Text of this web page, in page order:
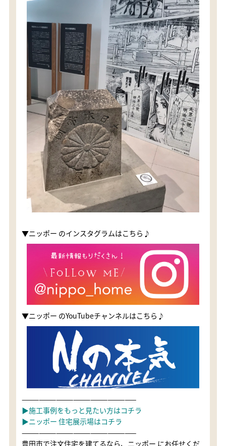
▼ニッポー のインスタグラムはこちら♪
▼ニッポー のYouTubeチャンネルはこちら♪
————————————————————
▶施工事例をもっと見たい方はコチラ
▶ニッポー 住宅展示場はコチラ
————————————————————
豊田市で注文住宅を建てるなら、ニッポー にお任せくだ